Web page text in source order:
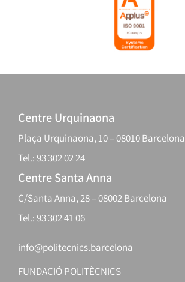
Centre Urquinaona
Plaça Urquinaona, 10 – 08010 Barcelona
Tel.: 93 302 02 24
Centre Santa Anna
C/Santa Anna, 28 – 08002 Barcelona
Tel.: 93 302 41 06
info@politecnics.barcelona
FUNDACIÓ POLITÈCNICS